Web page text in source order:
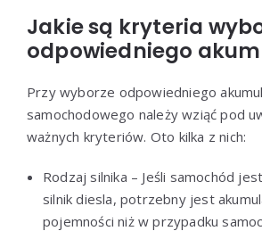
Jakie są kryteria
odpowiedniego
Przy wyborze odpowiedniego
samochodowego należy wziąć pod
ważnych kryteriów. Oto kilka z nich:
Rodzaj silnika – Jeśli samochód
silnik diesla, potrzebny jest
pojemności niż w przypadku